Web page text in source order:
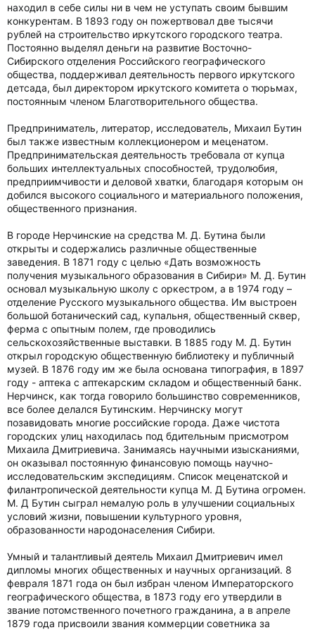
находил в себе силы ни в чем не уступать своим бывшим
конкурентам. В 1893 году он пожертвовал две тысячи
рублей на строительство иркутского городского театра.
Постоянно выделял деньги на развитие Восточно-
Сибирского отделения Российского географического
общества, поддерживал деятельность первого иркутского
детсада, был директором иркутского комитета о тюрьмах,
постоянным членом Благотворительного общества.
Предприниматель, литератор, исследователь, Михаил Бутин
был также известным коллекционером и меценатом.
Предпринимательская деятельность требовала от купца
больших интеллектуальных способностей, трудолюбия,
предприимчивости и деловой хватки, благодаря которым он
добился высокого социального и материального положения,
общественного признания.
В городе Нерчинские на средства М. Д. Бутина были
открыты и содержались различные общественные
заведения. В 1871 году с целью «Дать возможность
получения музыкального образования в Сибири» М. Д. Бутин
основал музыкальную школу с оркестром, а в 1974 году –
отделение Русского музыкального общества. Им выстроен
большой ботанический сад, купальня, общественный сквер,
ферма с опытным полем, где проводились
сельскохозяйственные выставки. В 1885 году М. Д. Бутин
открыл городскую общественную библиотеку и публичный
музей. В 1876 году им же была основана типография, в 1897
году - аптека с аптекарским складом и общественный банк.
Нерчинск, как тогда говорило большинство современников,
все более делался Бутинским. Нерчинску могут
позавидовать многие российские города. Даже чистота
городских улиц находилась под бдительным присмотром
Михаила Дмитриевича. Занимаясь научными изысканиями,
он оказывал постоянную финансовую помощь научно-
исследовательским экспедициям. Список меценатской и
филантропической деятельности купца М. Д Бутина огромен.
М. Д Бутин сыграл немалую роль в улучшении социальных
условий жизни, повышении культурного уровня,
образованности народонаселения Сибири.
Умный и талантливый деятель Михаил Дмитриевич имел
дипломы многих общественных и научных организаций. 8
февраля 1871 года он был избран членом Императорского
географического общества, в 1873 году его утвердили в
звание потомственного почетного гражданина, а в апреле
1879 года присвоили звания коммерции советника за